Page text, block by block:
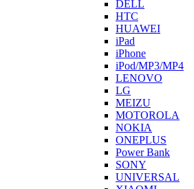
DELL
HTC
HUAWEI
iPad
iPhone
iPod/MP3/MP4
LENOVO
LG
MEIZU
MOTOROLA
NOKIA
ONEPLUS
Power Bank
SONY
UNIVERSAL